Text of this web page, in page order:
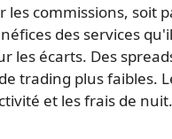
commissions, soit
des services
les écarts. Des
trading plus faibles.
et les frais de